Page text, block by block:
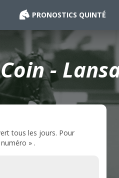
PRONOSTICS QUINTÉ
-
tous les jours. Pour
» .